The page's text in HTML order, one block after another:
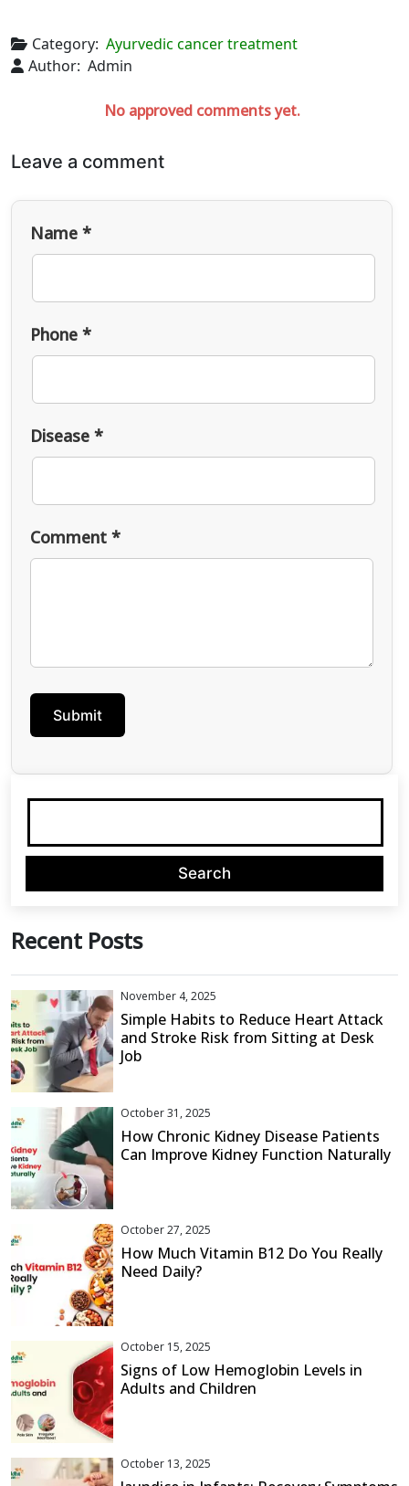
Category: Ayurvedic cancer treatment
Author: Admin
No approved comments yet.
Leave a comment
Name *
Phone *
Disease *
Comment *
Recent Posts
November 4, 2025
Simple Habits to Reduce Heart Attack
and Stroke Risk from Sitting at Desk
Job
October 31, 2025
How Chronic Kidney Disease Patients
Can Improve Kidney Function Naturally
October 27, 2025
How Much Vitamin B12 Do You Really
Need Daily?
October 15, 2025
Signs of Low Hemoglobin Levels in
Adults and Children
October 13, 2025